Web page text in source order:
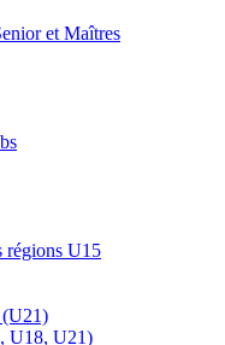
et Maîtres
régions U15
U18, U21)